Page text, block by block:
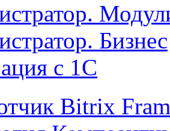
Бизнес
с 1С
Bitrix